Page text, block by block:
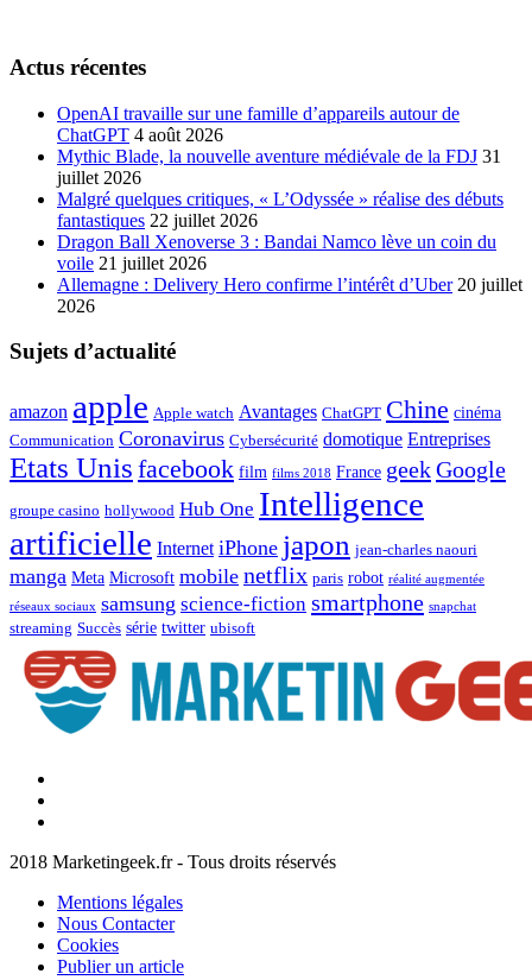
Actus récentes
OpenAI travaille sur une famille d’appareils autour de
ChatGPT 4 août 2026
Mythic Blade, la nouvelle aventure médiévale de la FDJ 31
juillet 2026
Malgré quelques critiques, « L’Odyssée » réalise des débuts
fantastiques 22 juillet 2026
Dragon Ball Xenoverse 3 : Bandai Namco lève un coin du
voile 21 juillet 2026
Allemagne : Delivery Hero confirme l’intérêt d’Uber 20 juillet
2026
Sujets d’actualité
amazon apple Apple watch Avantages ChatGPT Chine cinéma
Communication Coronavirus Cybersécurité domotique Entreprises
Etats Unis facebook film films 2018 France geekGoogle
groupe casino hollywood Hub One Intelligence
artificielle Internet iPhone japon jean-charles naouri
manga Meta Microsoft mobile netflix paris robot réalité augmentée
réseaux sociaux samsung science-fiction smartphone snapchat
streaming Succès série twitter ubisoft
2018 Marketingeek.fr - Tous droits réservés
Mentions légales
Nous Contacter
Cookies
Publier un article